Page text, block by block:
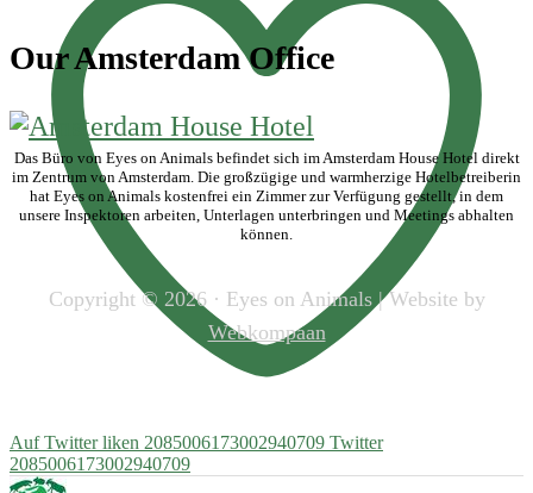
Auf Twitter liken 2085006173002940709 Twitter
2085006173002940709
Our Amsterdam Office
Das Büro von Eyes on Animals befindet sich im Amsterdam House Hotel direkt
im Zentrum von Amsterdam. Die großzügige und warmherzige Hotelbetreiberin
hat Eyes on Animals kostenfrei ein Zimmer zur Verfügung gestellt, in dem
unsere Inspektoren arbeiten, Unterlagen unterbringen und Meetings abhalten
können.
Copyright © 2026 · Eyes on Animals | Website by
Webkompaan